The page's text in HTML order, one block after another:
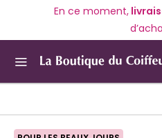
En ce moment,